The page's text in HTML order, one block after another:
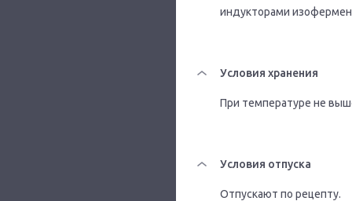
индукторами
Условия хранения
При температуре не
Условия отпуска
Отпускают по рецепту.